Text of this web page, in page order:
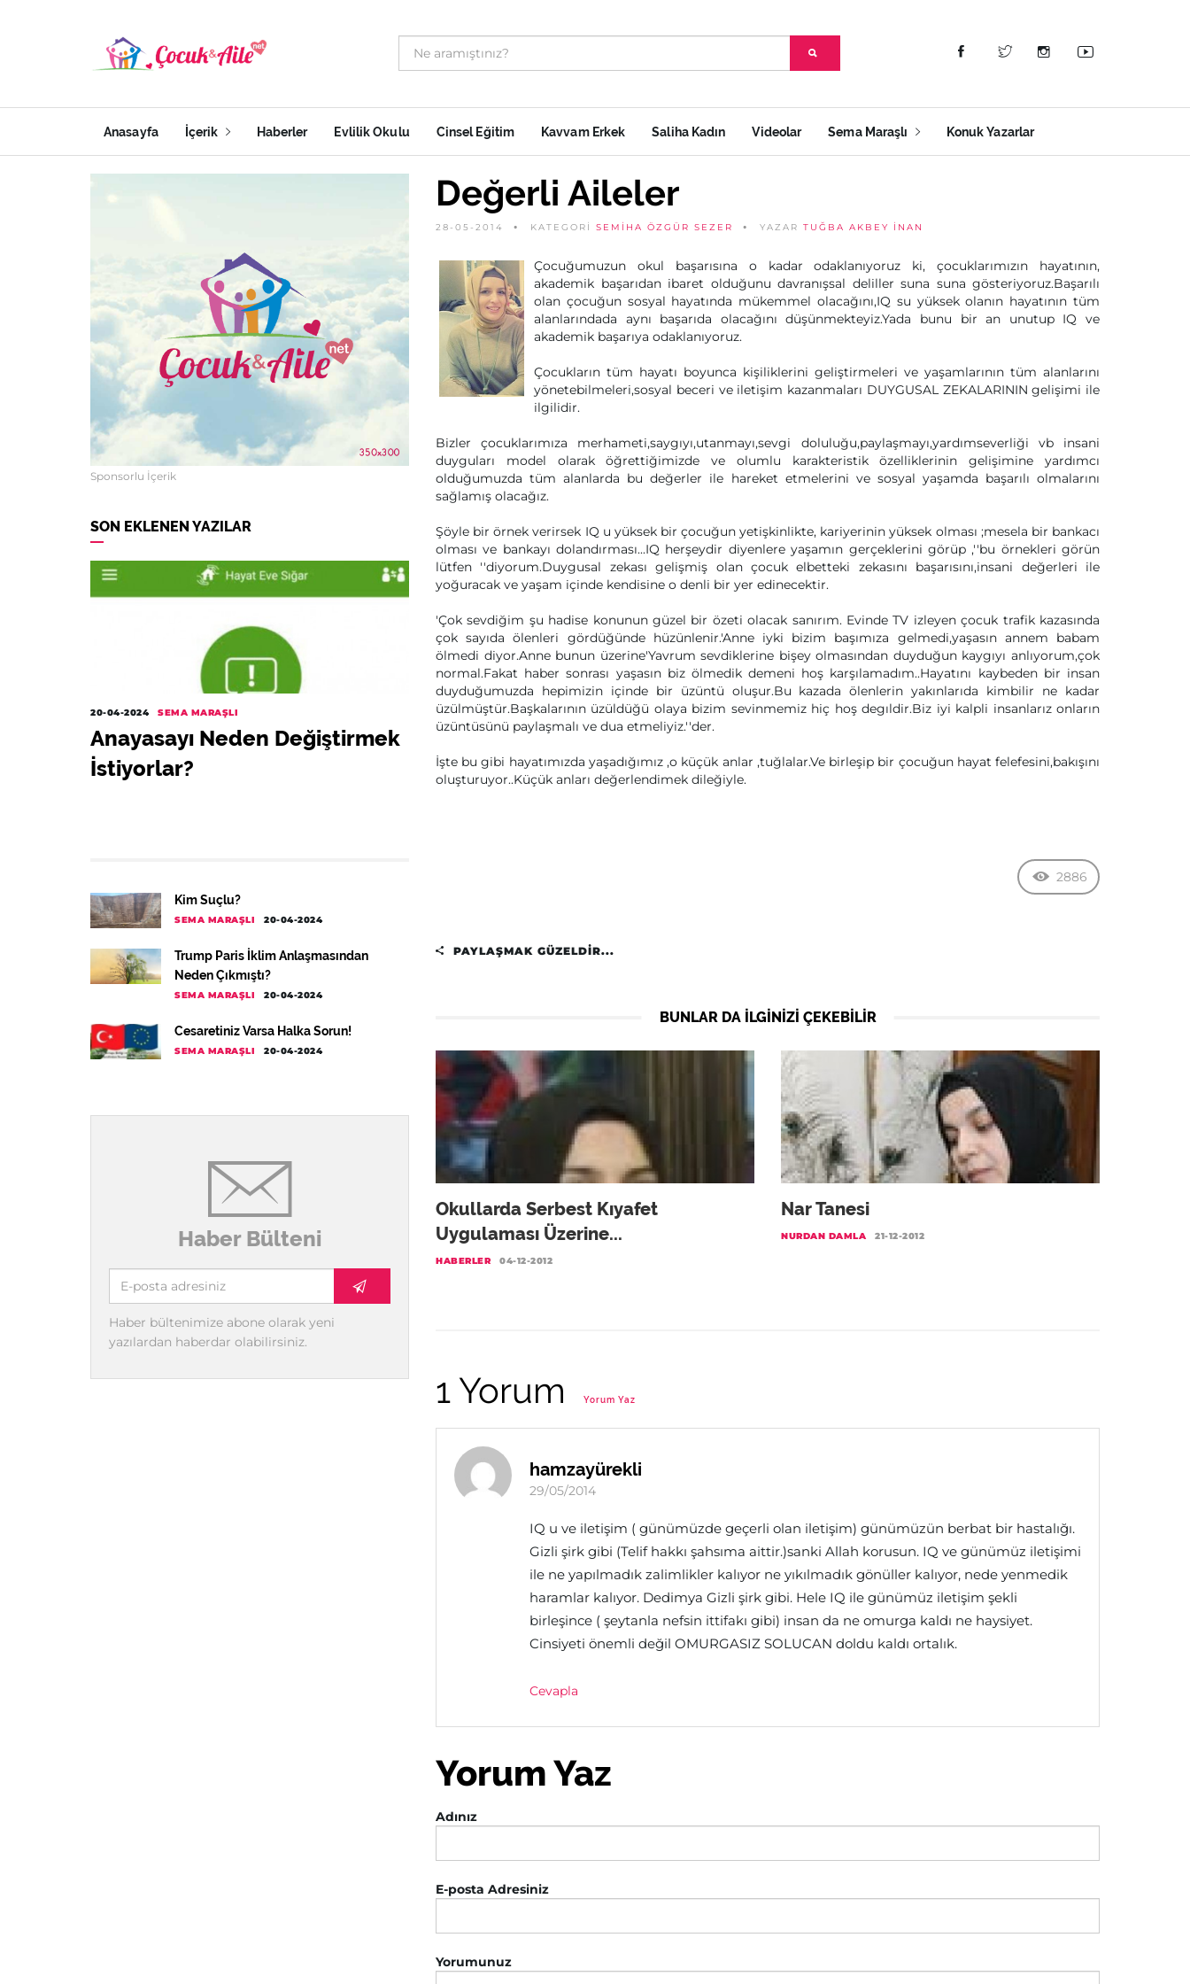
Anasayfa İçerik Haberler Evlilik Okulu Cinsel Eğitim Kavvam Erkek Saliha Kadın Videolar Sema Maraşlı Konuk Yazarlar
Sponsorlu İçerik
SON EKLENEN YAZILAR
20-04-2024 SEMA MARAŞLI
Anayasayı Neden Değiştirmek
İstiyorlar?
Kim Suçlu?
SEMA MARAŞLI 20-04-2024
Trump Paris İklim Anlaşmasından
Neden Çıkmıştı?
SEMA MARAŞLI 20-04-2024
Cesaretiniz Varsa Halka Sorun!
SEMA MARAŞLI 20-04-2024
Haber Bülteni
Haber bültenimize abone olarak yeni
yazılardan haberdar olabilirsiniz.
Değerli Aileler
28-05-2014 KATEGORİ SEMIHA ÖZGÜR SEZER YAZAR TUĞBA AKBEY İNAN
Çocuğumuzun okul başarısına o kadar odaklanıyoruz ki, çocuklarımızın hayatının,
akademik başarıdan ibaret olduğunu davranışsal deliller suna suna gösteriyoruz.Başarılı
olan çocuğun sosyal hayatında mükemmel olacağını,IQ su yüksek olanın hayatının tüm
alanlarındada aynı başarıda olacağını düşünmekteyiz.Yada bunu bir an unutup IQ ve
akademik başarıya odaklanıyoruz.
Çocukların tüm hayatı boyunca kişiliklerini geliştirmeleri ve yaşamlarının tüm alanlarını
yönetebilmeleri,sosyal beceri ve iletişim kazanmaları DUYGUSAL ZEKALARININ gelişimi ile
ilgilidir.
Bizler çocuklarımıza merhameti,saygıyı,utanmayı,sevgi doluluğu,paylaşmayı,yardımseverliği vb insani
duyguları model olarak öğrettiğimizde ve olumlu karakteristik özelliklerinin gelişimine yardımcı
olduğumuzda tüm alanlarda bu değerler ile hareket etmelerini ve sosyal yaşamda başarılı olmalarını
sağlamış olacağız.
Şöyle bir örnek verirsek IQ u yüksek bir çocuğun yetişkinlikte, kariyerinin yüksek olması ;mesela bir bankacı
olması ve bankayı dolandırması...IQ herşeydir diyenlere yaşamın gerçeklerini görüp ,''bu örnekleri görün
lütfen ''diyorum.Duygusal zekası gelişmiş olan çocuk elbetteki zekasını başarısını,insani değerleri ile
yoğuracak ve yaşam içinde kendisine o denli bir yer edinecektir.
'Çok sevdiğim şu hadise konunun güzel bir özeti olacak sanırım. Evinde TV izleyen çocuk trafik kazasında
çok sayıda ölenleri gördüğünde hüzünlenir.'Anne iyki bizim başımıza gelmedi,yaşasın annem babam
ölmedi diyor.Anne bunun üzerine'Yavrum sevdiklerine bişey olmasından duyduğun kaygıyı anlıyorum,çok
normal.Fakat haber sonrası yaşasın biz ölmedik demeni hoş karşılamadım..Hayatını kaybeden bir insan
duyduğumuzda hepimizin içinde bir üzüntü oluşur.Bu kazada ölenlerin yakınlarıda kimbilir ne kadar
üzülmüştür.Başkalarının üzüldüğü olaya bizim sevinmemiz hiç hoş degıldir.Biz iyi kalpli insanlarız onların
üzüntüsünü paylaşmalı ve dua etmeliyiz.''der.
İşte bu gibi hayatımızda yaşadığımız ,o küçük anlar ,tuğlalar.Ve birleşip bir çocuğun hayat felefesini,bakışını
oluşturuyor..Küçük anları değerlendimek dileğiyle.
2886
PAYLAŞMAK GÜZELDIR...
BUNLAR DA ILGINIZI ÇEKEBILIR
Okullarda Serbest Kıyafet
Uygulaması Üzerine...
HABERLER 04-12-2012
Nar Tanesi
NURDAN DAMLA 21-12-2012
1 Yorum Yorum Yaz
hamzayürekli
29/05/2014
IQ u ve iletişim ( günümüzde geçerli olan iletişim) günümüzün berbat bir hastalığı.
Gizli şirk gibi (Telif hakkı şahsıma aittir.)sanki Allah korusun. IQ ve günümüz iletişimi
ile ne yapılmadık zalimlikler kalıyor ne yıkılmadık gönüller kalıyor, nede yenmedik
haramlar kalıyor. Dedimya Gizli şirk gibi. Hele IQ ile günümüz iletişim şekli
birleşince ( şeytanla nefsin ittifakı gibi) insan da ne omurga kaldı ne haysiyet.
Cinsiyeti önemli değil OMURGASIZ SOLUCAN doldu kaldı ortalık.
Cevapla
Yorum Yaz
Adınız
E-posta Adresiniz
Yorumunuz